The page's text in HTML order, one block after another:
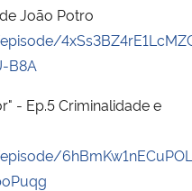
João Potro
B8A
- Ep.5 Criminalidade e